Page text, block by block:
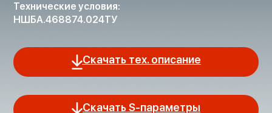
Технические условия:
НШБА.468874.024ТУ
Скачать тех. описание
Скачать S-параметры